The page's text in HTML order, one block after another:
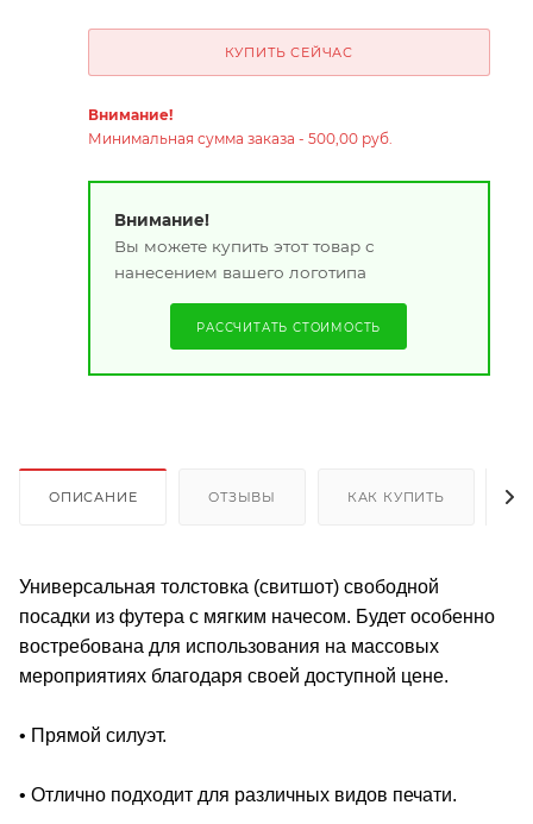
КУПИТЬ СЕЙЧАС
Внимание!
Минимальная сумма заказа - 500,00 руб.
Внимание!
Вы можете купить этот товар с
нанесением вашего логотипа
РАССЧИТАТЬ СТОИМОСТЬ
ОПИСАНИЕ ОТЗЫВЫ КАК КУПИТЬ
Универсальная толстовка (свитшот) свободной
посадки из футера с мягким начесом. Будет особенно
востребована для использования на массовых
мероприятиях благодаря своей доступной цене.
• Прямой силуэт.
• Отлично подходит для различных видов печати.